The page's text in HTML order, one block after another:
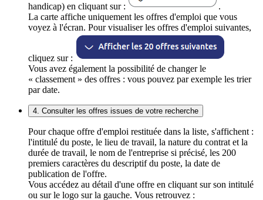
handicap) en cliquant sur :
.
La carte affiche uniquement les offres d'emploi que vous
voyez à l'écran. Pour visualiser les offres d'emploi suivantes,
cliquez sur :
Vous avez également la possibilité de changer le
« classement » des offres : vous pouvez par exemple les trier
par date.
4. Consulter les offres issues de votre recherche
Pour chaque offre d'emploi restituée dans la liste, s'affichent :
l'intitulé du poste, le lieu de travail, la nature du contrat et la
durée de travail, le nom de l'entreprise si précisé, les 200
premiers caractères du descriptif du poste, la date de
publication de l'offre.
Vous accédez au détail d'une offre en cliquant sur son intitulé
ou sur le logo sur la gauche. Vous retrouvez :